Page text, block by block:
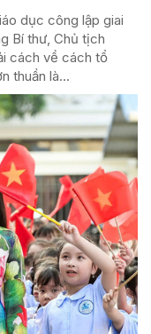
dục công lập giai
Bí thư, Chủ tịch
cách về cách tổ
thuần là...